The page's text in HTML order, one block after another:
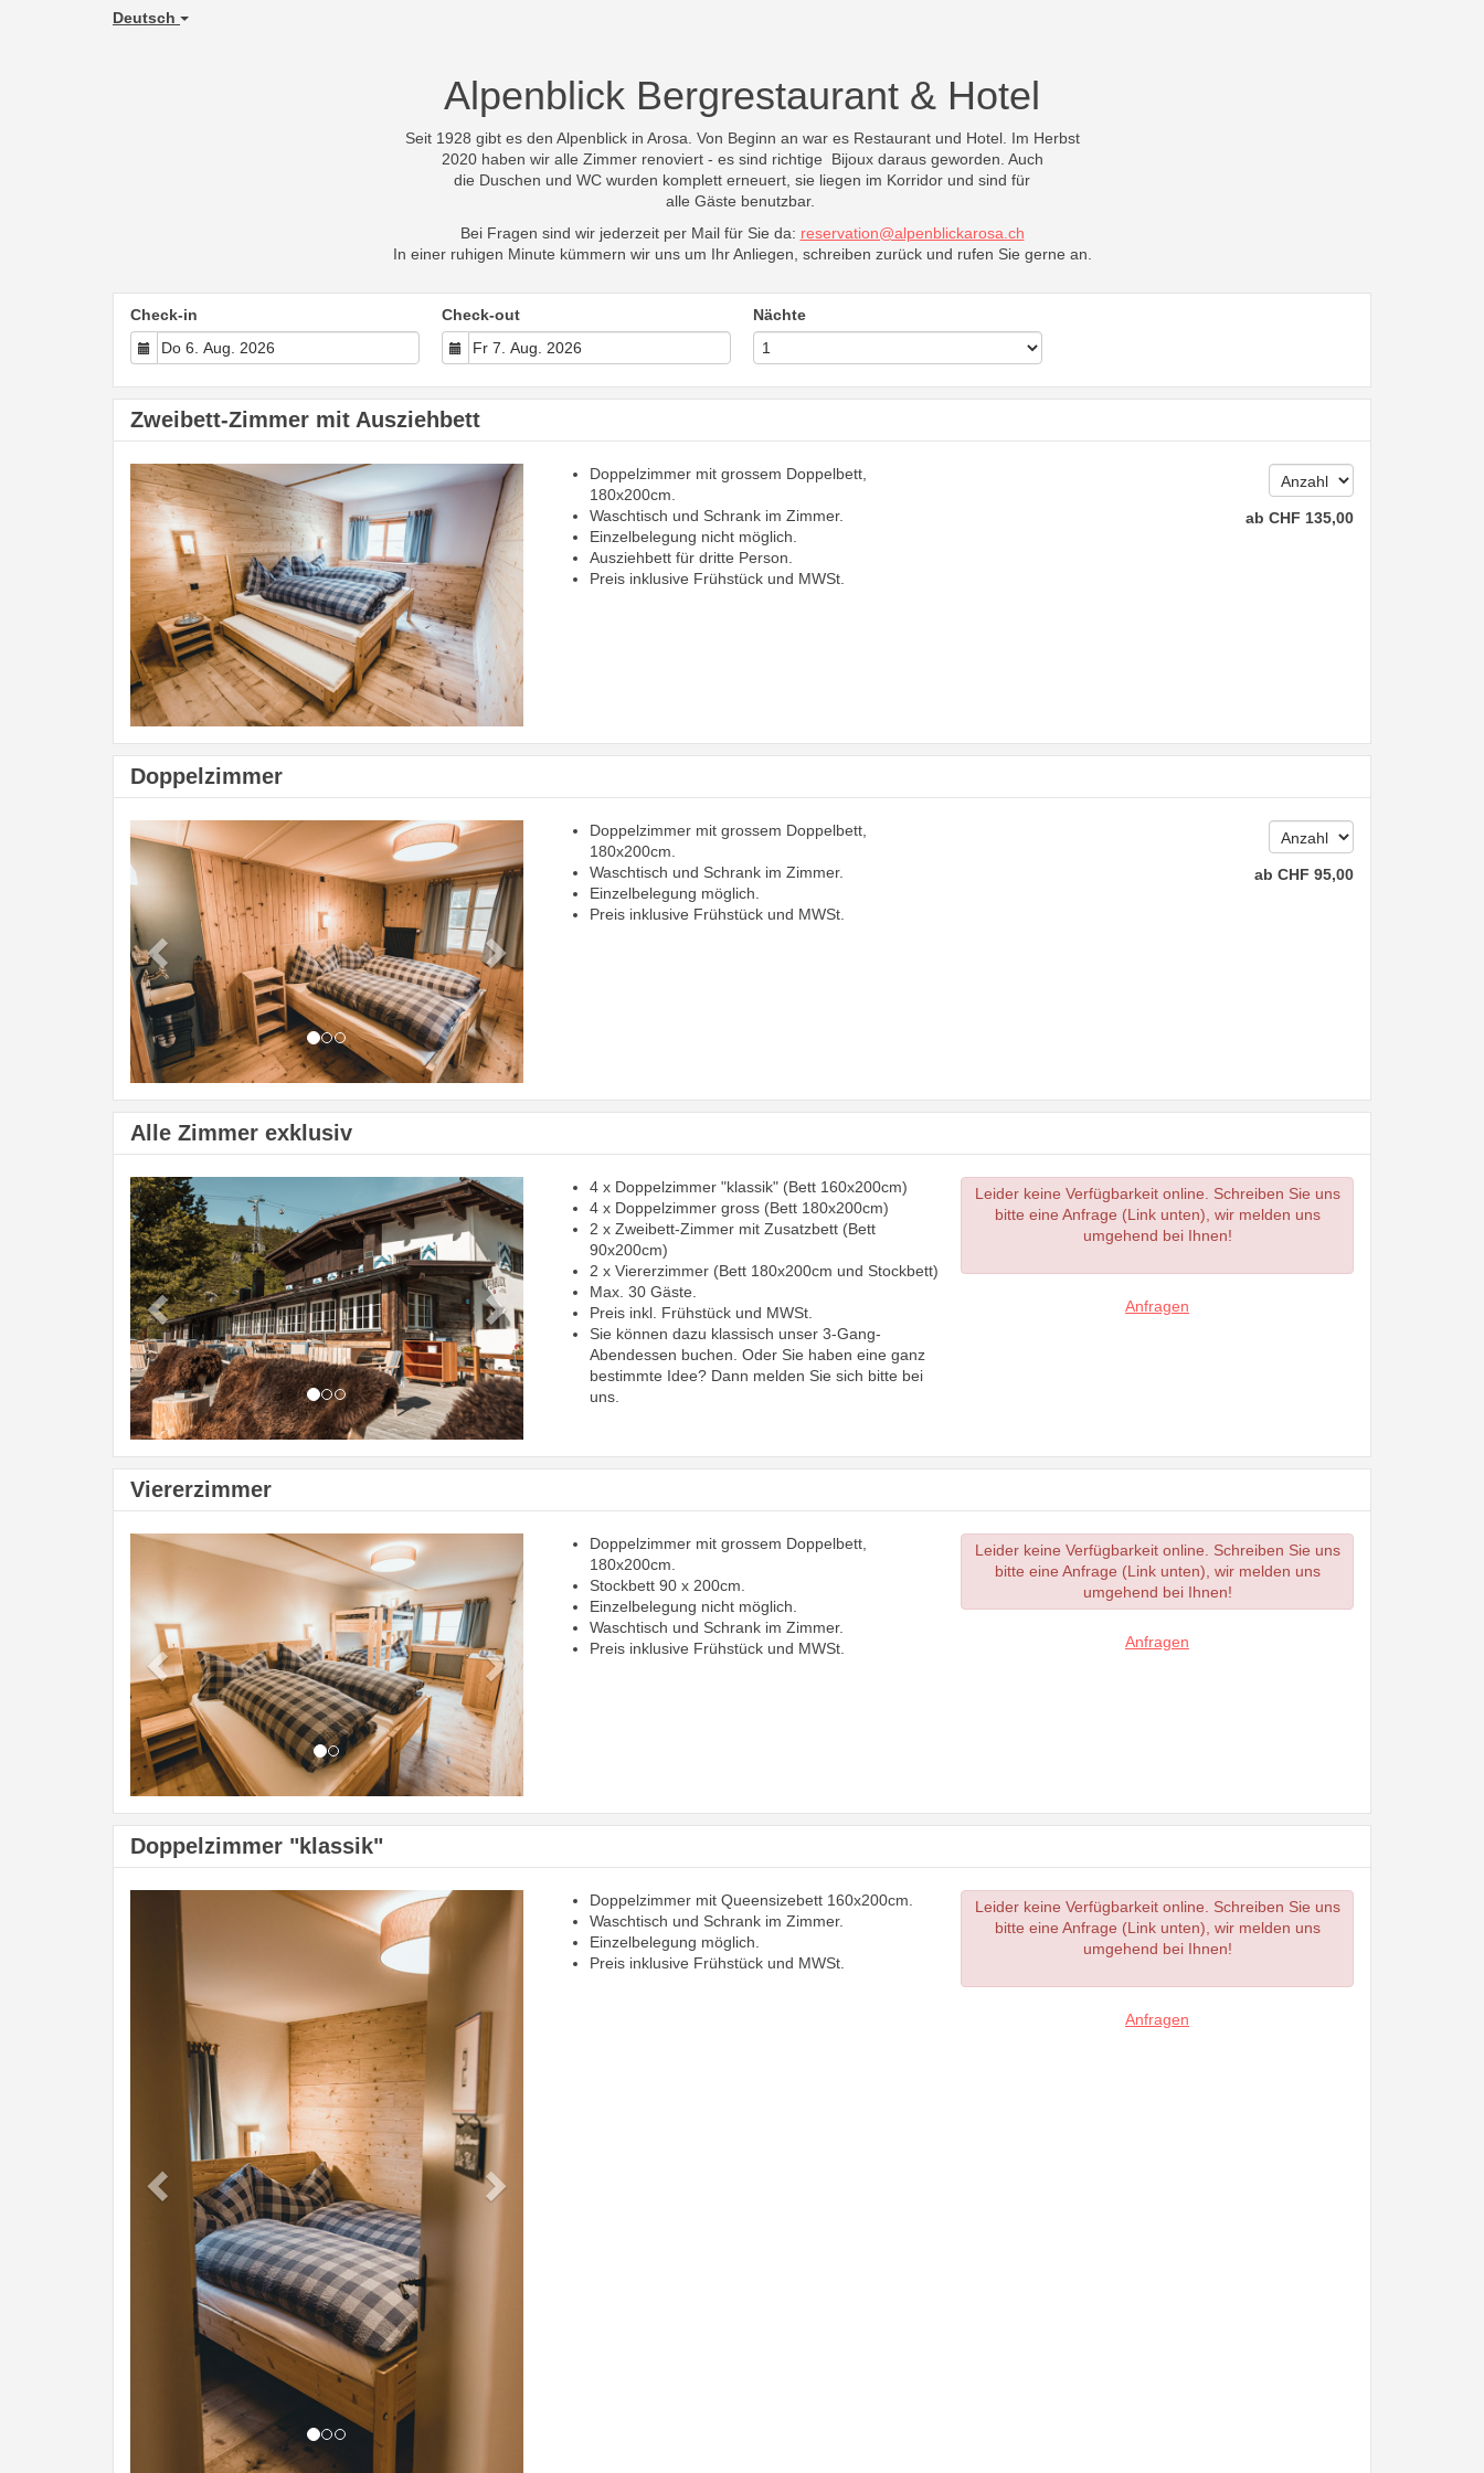
Deutsch
Alpenblick Bergrestaurant & Hotel
Seit 1928 gibt es den Alpenblick in Arosa. Von Beginn an war es Restaurant und Hotel. Im Herbst
2020 haben wir alle Zimmer renoviert - es sind richtige Bijoux daraus geworden. Auch
die Duschen und WC wurden komplett erneuert, sie liegen im Korridor und sind für
alle Gäste benutzbar.
Bei Fragen sind wir jederzeit per Mail für Sie da: reservation@alpenblickarosa.ch
In einer ruhigen Minute kümmern wir uns um Ihr Anliegen, schreiben zurück und rufen Sie gerne an.
Check-in Check-out Nächte
Zweibett-Zimmer mit Ausziehbett
Doppelzimmer mit grossem Doppelbett,
180x200cm.
Waschtisch und Schrank im Zimmer.
Einzelbelegung nicht möglich.
Ausziehbett für dritte Person.
Preis inklusive Frühstück und MWSt.
ab CHF 135,00
Doppelzimmer
Previous Next
Doppelzimmer mit grossem Doppelbett,
180x200cm.
Waschtisch und Schrank im Zimmer.
Einzelbelegung möglich.
Preis inklusive Frühstück und MWSt.
ab CHF 95,00
Alle Zimmer exklusiv
Previous Next
4 x Doppelzimmer "klassik" (Bett 160x200cm)
4 x Doppelzimmer gross (Bett 180x200cm)
2 x Zweibett-Zimmer mit Zusatzbett (Bett
90x200cm)
2 x Viererzimmer (Bett 180x200cm und Stockbett)
Max. 30 Gäste.
Preis inkl. Frühstück und MWSt.
Sie können dazu klassisch unser 3-Gang-
Abendessen buchen. Oder Sie haben eine ganz
bestimmte Idee? Dann melden Sie sich bitte bei
uns.
Leider keine Verfügbarkeit online. Schreiben Sie uns
bitte eine Anfrage (Link unten), wir melden uns
umgehend bei Ihnen!
Anfragen
Viererzimmer
Previous
Doppelzimmer mit grossem Doppelbett,
180x200cm.
Stockbett 90 x 200cm.
Einzelbelegung nicht möglich.
Waschtisch und Schrank im Zimmer.
Preis inklusive Frühstück und MWSt.
Leider keine Verfügbarkeit online. Schreiben Sie uns
bitte eine Anfrage (Link unten), wir melden uns
umgehend bei Ihnen!
Anfragen
Doppelzimmer "klassik"
Next
Doppelzimmer mit Queensizebett 160x200cm.
Waschtisch und Schrank im Zimmer.
Einzelbelegung möglich.
Preis inklusive Frühstück und MWSt.
Leider keine Verfügbarkeit online. Schreiben Sie uns
bitte eine Anfrage (Link unten), wir melden uns
umgehend bei Ihnen!
Anfragen